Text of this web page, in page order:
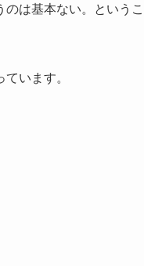
は基本ない。というこ
います。